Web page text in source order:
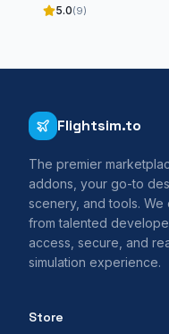
5.0(9)
Flightsim.to
The premier
addons, your go-to
scenery, and tools.
from talented
access, secure, and
simulation experience.
Store